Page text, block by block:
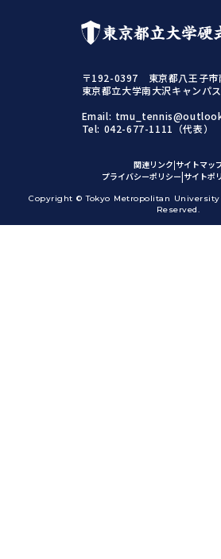
東京都立大学硬
〒192-0397 東京都八王子市
東京都立大学南大沢キャンパス
Email:
Tel: 042-677-1111（代表
Copyright © Tokyo Metropolitan
Reserved.
プライバシーポリシー|サイトポ
関連リンク|サイトマッ